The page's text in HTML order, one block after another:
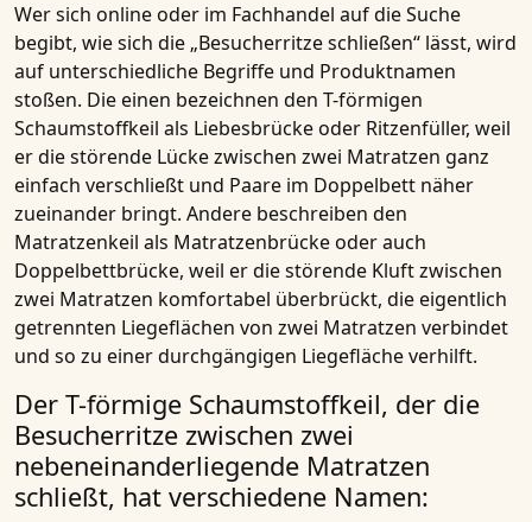
Wer sich online oder im Fachhandel auf die Suche
begibt, wie sich die „Besucherritze schließen“ lässt, wird
auf unterschiedliche Begriffe und Produktnamen
stoßen. Die einen bezeichnen den T-förmigen
Schaumstoffkeil als Liebesbrücke oder Ritzenfüller, weil
er die störende Lücke zwischen zwei Matratzen ganz
einfach verschließt und Paare im Doppelbett näher
zueinander bringt. Andere beschreiben den
Matratzenkeil als Matratzenbrücke oder auch
Doppelbettbrücke, weil er die störende Kluft zwischen
zwei Matratzen komfortabel überbrückt, die eigentlich
getrennten Liegeflächen von zwei Matratzen verbindet
und so zu einer durchgängigen Liegefläche verhilft.
Der T-förmige Schaumstoffkeil, der die
Besucherritze zwischen zwei
nebeneinanderliegende Matratzen
schließt, hat verschiedene Namen: